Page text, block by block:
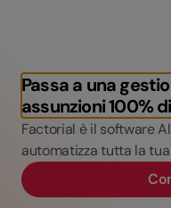
Passa a una
assunzioni 100%
Factorial è il software
automatizza tutta la